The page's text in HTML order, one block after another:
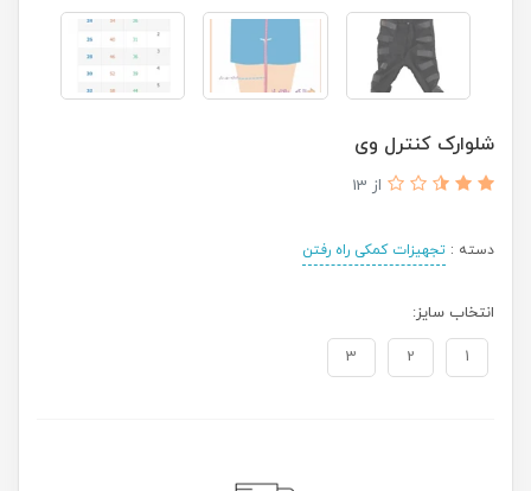
شلوارک کنترل وی
از 13
دسته : تجهیزات کمکی راه رفتن
انتخاب سایز:
1
2
3